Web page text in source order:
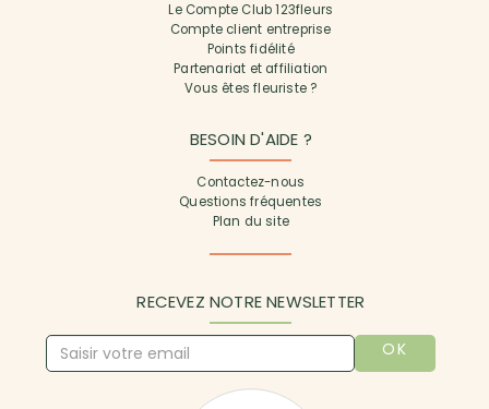
Le Compte Club 123fleurs
Compte client entreprise
Points fidélité
Partenariat et affiliation
Vous êtes fleuriste ?
BESOIN D'AIDE ?
Contactez-nous
Questions fréquentes
Plan du site
RECEVEZ NOTRE NEWSLETTER
OK